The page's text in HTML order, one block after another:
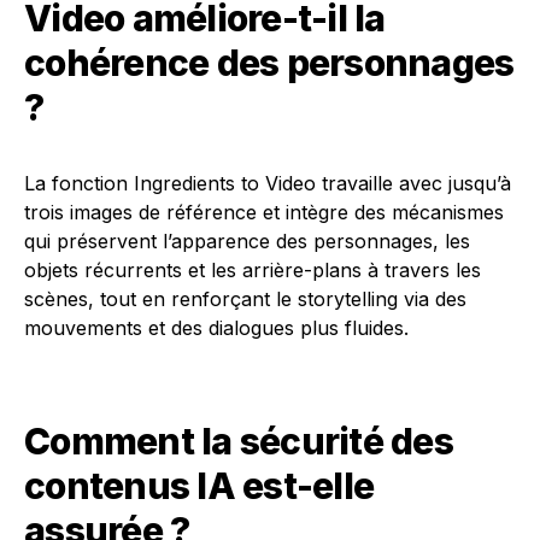
Video améliore-t-il la
cohérence des personnages
?
La fonction Ingredients to Video travaille avec jusqu’à
trois images de référence et intègre des mécanismes
qui préservent l’apparence des personnages, les
objets récurrents et les arrière-plans à travers les
scènes, tout en renforçant le storytelling via des
mouvements et des dialogues plus fluides.
Comment la sécurité des
contenus IA est-elle
assurée ?